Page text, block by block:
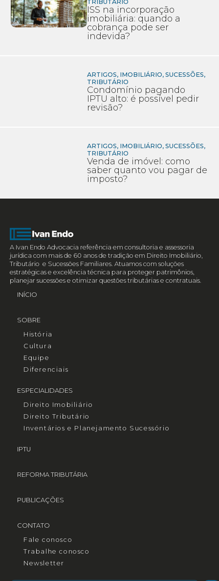
TRIBUTÁRIO
ISS na incorporação
imobiliária: quando a
cobrança pode ser
indevida?
ARTIGOS, IMOBILIÁRIO,SUCESSÕES,
TRIBUTÁRIO
Condomínio pagando
IPTU alto: é possível pedir
revisão?
ARTIGOS, IMOBILIÁRIO,SUCESSÕES,
TRIBUTÁRIO
Venda de imóvel: como
saber quanto vou pagar de
imposto?
A Ivan Endo Advocacia referência em consultoria e assessoria
jurídica com mais de 60 anos de tradição em Direito Imobiliário,
Tributário e Sucessões Familiares. Atuamos com soluções
estratégicas e excelência técnica para proteger patrimônios,
planejar sucessões e otimizar questões tributárias e contratuais.
INÍCIO
SOBRE
História
Cultura
Equipe
Diferenciais
ESPECIALIDADES
Direito Imobiliário
Direito Tributário
Inventários e Planejamento Sucessório
IPTU
REFORMA TRIBUTÁRIA
PUBLICAÇÕES
CONTATO
Fale conosco
Trabalhe conosco
Newsletter